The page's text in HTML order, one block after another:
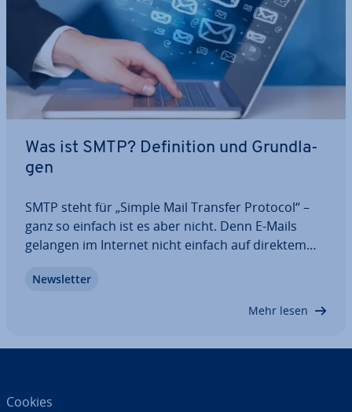
Was ist SMTP? De­fi­ni­ti­on und Grund­la­
gen
SMTP steht für „Simple Mail Transfer Protocol“ –
ganz so einfach ist es aber nicht. Denn E-Mails
gelangen im Internet nicht einfach auf direktem
Kom­mu­ni­ka­ti­ons- und Über­tra­gungs­pro­zes­se. Als
News­let­ter
Mehr lesen
Cookies